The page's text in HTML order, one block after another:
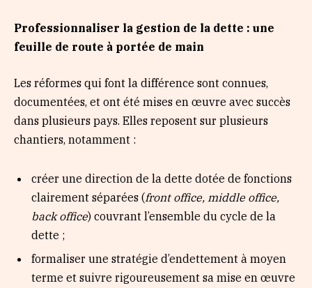
Professionnaliser la gestion de la dette : une
feuille de route à portée de main
Les réformes qui font la différence sont connues,
documentées, et ont été mises en œuvre avec succès
dans plusieurs pays. Elles reposent sur plusieurs
chantiers, notamment :
créer une direction de la dette dotée de fonctions
clairement séparées (front office, middle office,
back office) couvrant l’ensemble du cycle de la
dette ;
formaliser une stratégie d’endettement à moyen
terme et suivre rigoureusement sa mise en œuvre